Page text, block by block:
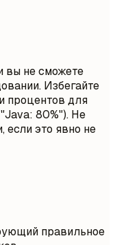
вы не сможете
Избегайте
процентов для
80%"). Не
если это явно не
правильное